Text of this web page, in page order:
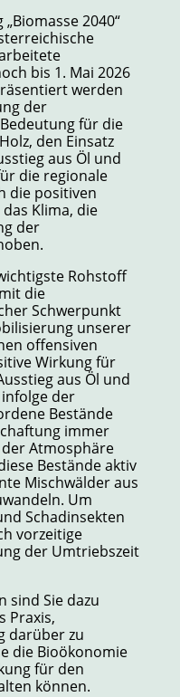
2040“
bis 1. Mai 2026
werden
der
für die
den Einsatz
aus Öl und
die regionale
die positiven
Klima, die
der
Rohstoff
die
Schwerpunkt
unserer
offensiven
Wirkung für
aus Öl und
der
Bestände
immer
Atmosphäre
Bestände aktiv
Mischwälder aus
Um
Schadinsekten
vorzeitige
der Umtriebszeit
sind Sie dazu
Praxis,
darüber zu
die Bioökonomie
für den
können.